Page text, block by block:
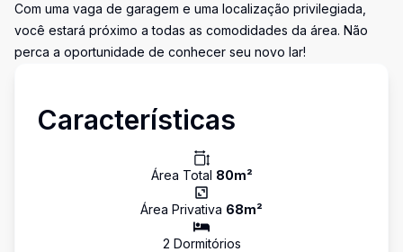
Com uma vaga de garagem e uma localização privilegiada,
você estará próximo a todas as comodidades da área. Não
perca a oportunidade de conhecer seu novo lar!
Características
Área Total 80m²
Área Privativa 68m²
2 Dormitórios